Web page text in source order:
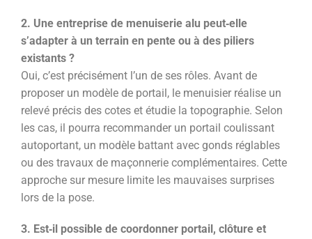
2. Une entreprise de menuiserie alu peut‑elle
s’adapter à un terrain en pente ou à des piliers
existants ?
Oui, c’est précisément l’un de ses rôles. Avant de
proposer un modèle de portail, le menuisier réalise un
relevé précis des cotes et étudie la topographie. Selon
les cas, il pourra recommander un portail coulissant
autoportant, un modèle battant avec gonds réglables
ou des travaux de maçonnerie complémentaires. Cette
approche sur mesure limite les mauvaises surprises
lors de la pose.
3. Est‑il possible de coordonner portail, clôture et